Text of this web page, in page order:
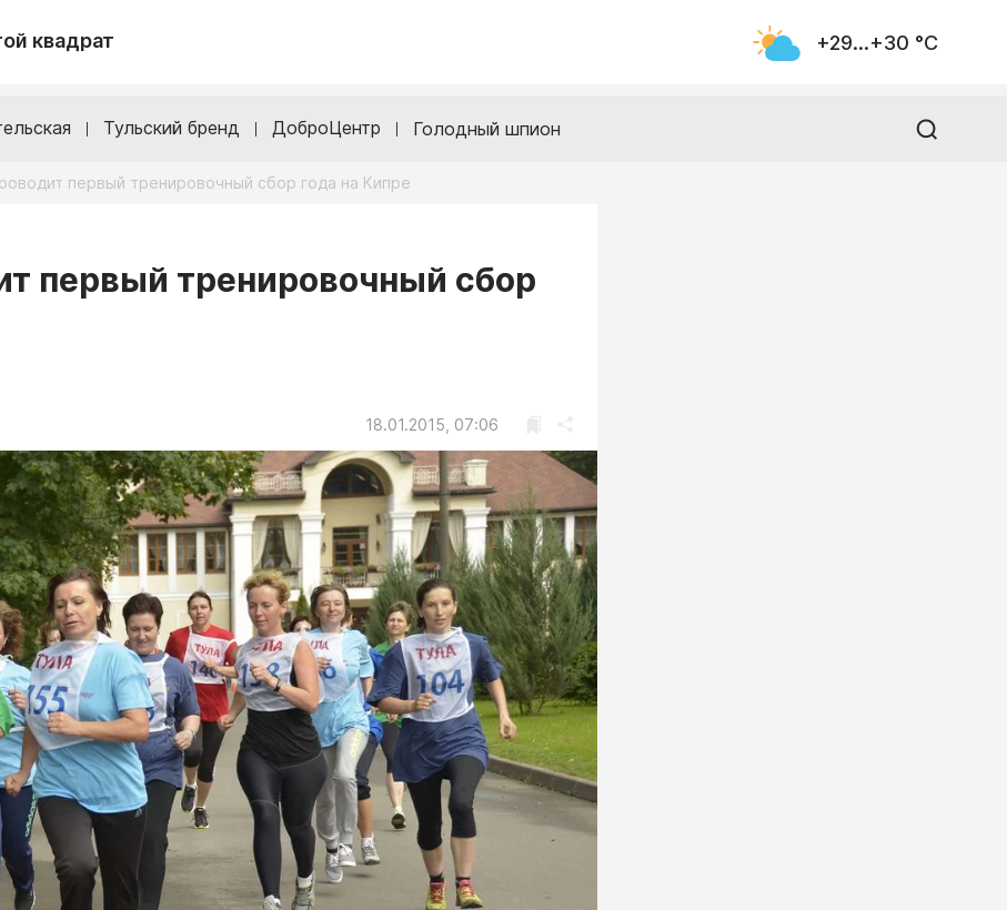
квадрат +29...+30 °С
Тульский бренд ДоброЦентр Голодный шпион
первый тренировочный сбор года на Кипре
первый тренировочный сбор
18.01.2015, 07:06